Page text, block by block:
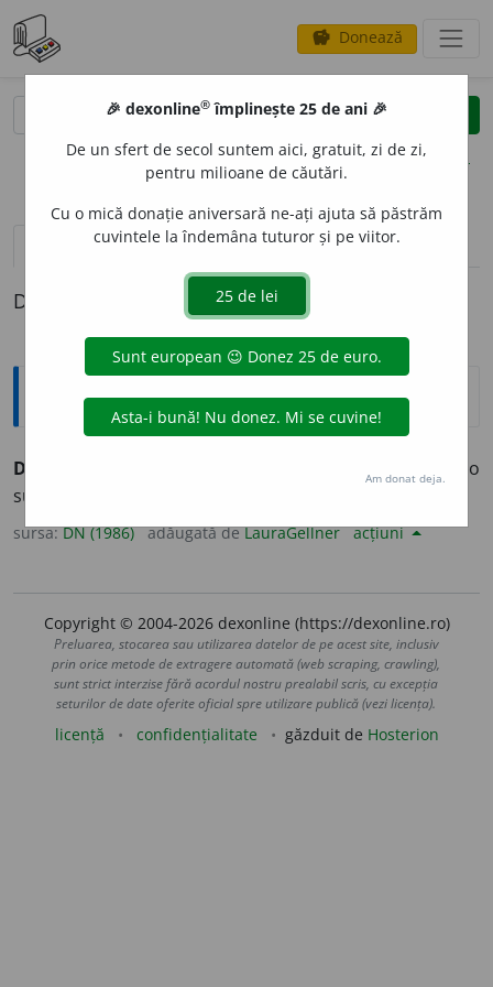
savings Donează
clear
opțiuni
definiții (1)
Definiția cu ID-ul 367495:
Explicative DEX
DENITRIFIC
A îndepărta azotul dintr-o
substanță, din sol; denitra. [
sursa:DN (1986) adăugată deLauraGellner acțiuni
Copyright © 2004-2026 dexonline (https://dexonline.ro)
Preluarea, stocarea sau utilizarea datelor de pe acest site, inclusiv
prin orice metode de extragere automată (web scraping, crawling),
sunt strict interzise fără acordul nostru prealabil scris, cu excepția
seturilor de date oferite oficial spre utilizare publică (vezi licența).
licență confidențialitate găzduit de Hosterion
🎉 dexonline® împlinește 25 de ani 🎉
De un sfert de secol suntem aici, gratuit, zi de zi,
pentru milioane de căutări.
Cu o mică donație aniversară ne-ați ajuta să păstrăm
cuvintele la îndemâna tuturor și pe viitor.
Am donat deja.